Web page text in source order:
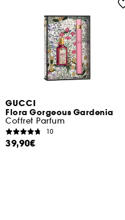
GUCCI
Flora Gorgeous Gardenia
Coffret Parfum
10
39,90€